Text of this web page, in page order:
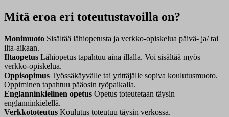
Mitä eroa eri toteutustavoilla on?
Monimuoto Sisältää lähiopetusta ja verkko-opiskelua päivä- ja/ tai
ilta-aikaan.
Iltaopetus Lähiopetus tapahtuu aina illalla. Voi sisältää myös
verkko-opiskelua.
Oppisopimus Työssäkäyvälle tai yrittäjälle sopiva koulutusmuoto.
Oppiminen tapahtuu pääosin työpaikalla.
Englanninkielinen opetus Opetus toteutetaan täysin
englanninkielellä.
Verkkototeutus Koulutus toteutuu täysin verkossa.